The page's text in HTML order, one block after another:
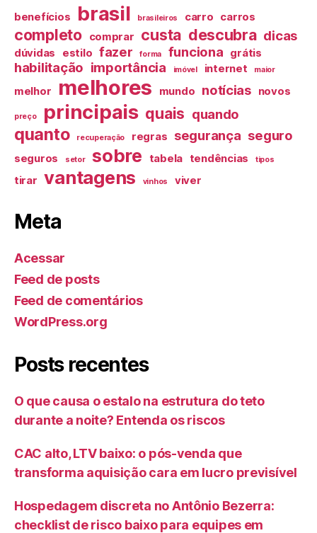
benefícios brasil brasileiros carro carros
completo comprar custa descubra dicas
dúvidas estilo fazer forma funciona grátis
habilitação importância imóvel internet maior
melhor melhores mundo notícias novos
preço principais quais quando
quanto recuperação regras segurança seguro
seguros setor sobre tabela tendências tipos
tirar vantagens vinhos viver
Meta
Acessar
Feed de posts
Feed de comentários
WordPress.org
Posts recentes
O que causa o estalo na estrutura do teto
durante a noite? Entenda os riscos
CAC alto, LTV baixo: o pós-venda que
transforma aquisição cara em lucro previsível
Hospedagem discreta no Antônio Bezerra:
checklist de risco baixo para equipes em